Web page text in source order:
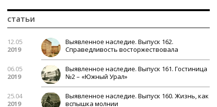
статьи
12.05
2019
Выявленное наследие. Выпуск 162.
Справедливость восторжествовала
06.05
2019
Выявленное наследие. Выпуск 161. Гостиница
№2 – «Южный Урал»
25.04
2019
Выявленное наследие. Выпуск 160. Жизнь, как
вспышка молнии